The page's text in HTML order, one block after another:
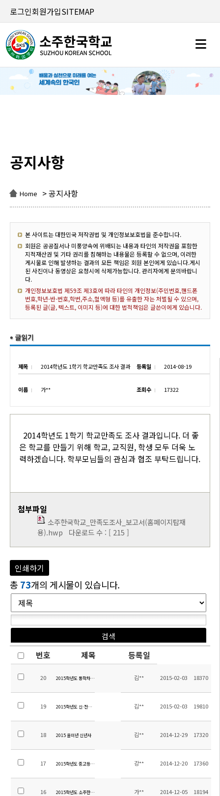
로그인회원가입SITEMAP
공지사항
Home > 공지사항
본 사이트는 대한민국 저작권법 및 개인정보보호법을 준수합니다.
회원은 공공질서나 미풍양속에 위배되는 내용과 타인의 저작권을 포함한
지적재산권 및 기타 권리를 침해하는 내용물은 등록할 수 없으며, 이러한
게시물로 인해 발생하는 결과의 모든 책임은 회원 본인에게 있습니다.게시
된 사진이나 동영상은 요청시에 삭제가능합니다. 관리자에게 문의바랍니
다.
개인정보보호법 제59조 제3호에 따라 타인의 개인정보(주민번호,핸드폰
번호,학년-반-번호,학번,주소,혈액형 등)를 유출한 자는 처벌될 수 있으며,
등록된 글(글, 텍스트, 이미지 등)에 대한 법적책임은 글쓴이에게 있습니다.
제목 2014학년도 1학기 학교만족도 조사 결과 등록일 2014-08-19
이름 가** 조회수 17322
2014학년도 1학기 학교만족도 조사 결과입니다. 더 좋
은 학교를 만들기 위해 학교, 교직원, 학생 모두 더욱 노
력하겠습니다. 학부모님들의 관심과 협조 부탁드립니다.
첨부파일
소주한국학교_만족도조사_보고서(홈페이지탑재
용).hwp 다운로드 수 : [ 215 ]
인쇄하기
총 73개의 게시물이 있습니다.
번호 제목 등록일
20 2015학년도 통학차량 탑승 시간 및 위치 알림(미확정분_변동자 연락부탁드립니다.)
김** 2015-02-03 18370
19 2015학년도 신·전입생 서류 및 학비납부 안내김** 2015-02-03 19810
18 2015 을미년 신년사 김** 2014-12-29 17320
17 2015학년도 중고등부 교과서 목록 강** 2014-12-20 17360
16 2015학년도 소주한국학교 초빙 교원(중등 영어) 재공고
가** 2014-12-05 18194